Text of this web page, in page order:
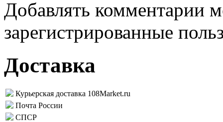
Добавлять комментарии
зарегистрированные
Доставка
Курьерская доставка 108Market.ru
Почта России
СПСР